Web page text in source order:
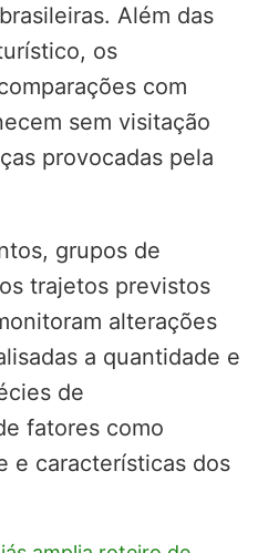
Além das
os
com
sem visitação
provocadas pela
grupos de
trajetos previstos
alterações
a quantidade e
de
fatores como
e características dos